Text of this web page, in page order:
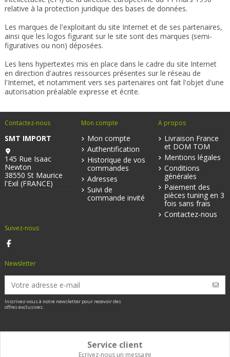
relative à la protection juridique des bases de données.
Les marques de l'exploitant du site Internet et de ses partenaires,
ainsi que les logos figurant sur le site sont des marques (semi-
figuratives ou non) déposées.
Les liens hypertextes mis en place dans le cadre du site Internet
en direction d'autres ressources présentes sur le réseau de
l'Internet, et notamment vers ses partenaires ont fait l'objet d'une
autorisation préalable expresse et écrite.
Contactez-nous
SMT IMPORT
145 Rue Isaac
Newton
38550 St Maurice
l'Exil (FRANCE)
Mon compte
Mon compte
Authentification
Historique de vos
commandes
Adresses
Suivi de
commande invité
A propos
Livraison France
et DOM TOM
Mentions légales
Conditions
générales
Paiement des
pièces tuning en 3
fois sans frais
Contactez-nous
Suivez-nous
Newsletter
Inscrivez-vous à notre newsletter pour recevoir des
offres exclusives.
Service client
Ecrivez-nous un message